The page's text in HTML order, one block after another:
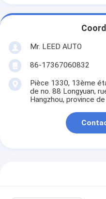
Mr. LEED AUTO
86-17367060832
Pièce 1330, 13ème
de no. 88 Longyuan,
Hangzhou, province